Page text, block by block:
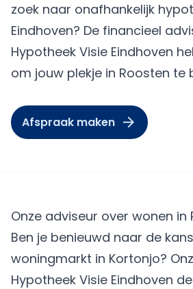
zoek naar onafhankelijk
Eindhoven? De financieel
Hypotheek Visie Eindhoven
om jouw plekje in Roosten te
Afspraak maken
Onze adviseur over wonen in
Ben je benieuwd naar de
woningmarkt in Kortonjo?
Hypotheek Visie Eindhoven